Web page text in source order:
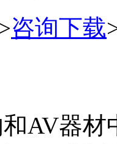
咨询下载
AV器材